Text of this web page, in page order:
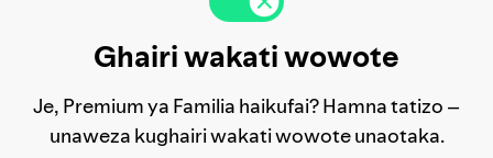
Ghairi wakati wowote
Je, Premium ya Familia haikufai? Hamna tatizo –
unaweza kughairi wakati wowote unaotaka.